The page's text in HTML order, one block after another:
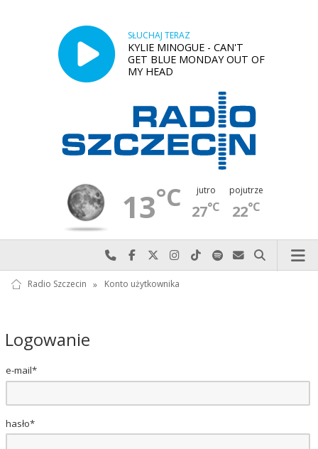
SŁUCHAJ TERAZ
KYLIE MINOGUE - CAN'T
GET BLUE MONDAY OUT OF
MY HEAD
13°C jutro
27°C
pojutrze
22°C
Najlepiej po prostu do nas zadzwoń
Odwiedź nas na Facebook-u
Odwiedź nas na X
Odwiedź nas na Instagram-ie
Odwiedź nas na TikTok-u
Szukaj nas na Spotify
Wyślij do nas
Szukaj
Radio Szczecin » Konto użytkownika
Logowanie
e-mail*
hasło*